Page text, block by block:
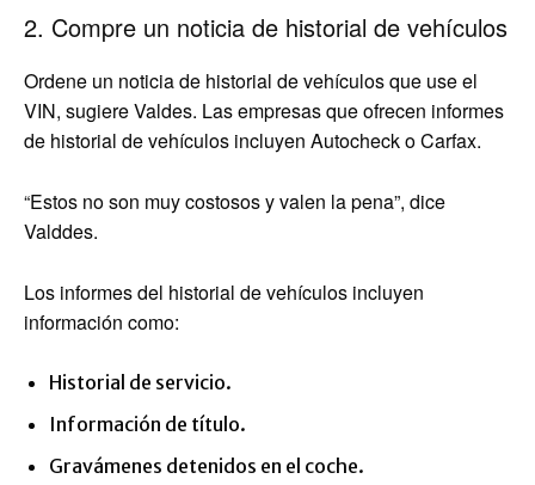
2. Compre un noticia de historial de vehículos
Ordene un noticia de historial de vehículos que use el
VIN, sugiere Valdes. Las empresas que ofrecen informes
de historial de vehículos incluyen Autocheck o Carfax.
“Estos no son muy costosos y valen la pena”, dice
Valddes.
Los informes del historial de vehículos incluyen
información como:
Historial de servicio.
Información de título.
Gravámenes detenidos en el coche.